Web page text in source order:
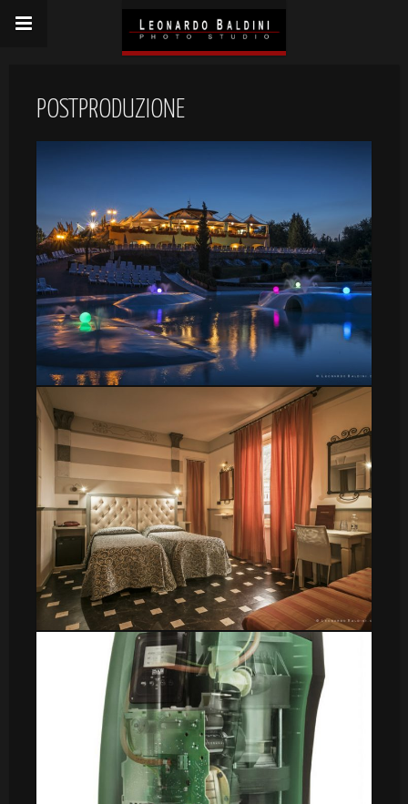
POSTPRODUZIONE